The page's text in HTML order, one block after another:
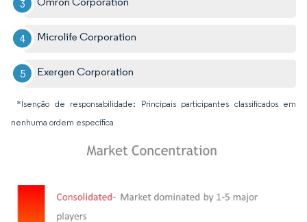
Microlife Corporation
Exergen Corporation
*Isenção de responsabilidade: Principais participantes classificados em
nenhuma ordem específica